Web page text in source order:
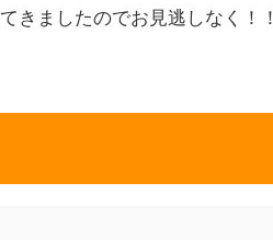
きましたのでお見逃しなく！！